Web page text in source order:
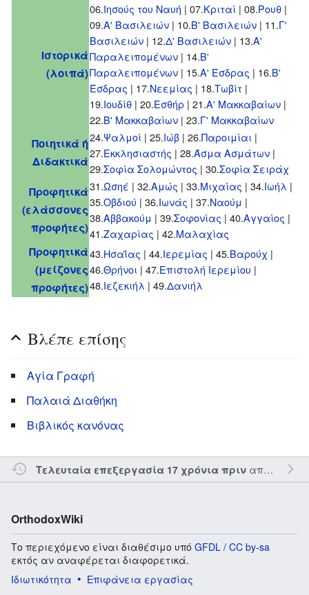
Ιστορικά
(λοιπά)
06.Ιησούς του Ναυή | 07.Κριταί | 08.Ρουθ |
09.Α' Βασιλειών | 10.Β' Βασιλειών | 11.Γ'
Βασιλειών | 12.Δ' Βασιλειών | 13.Α'
Παραλειπομένων | 14.Β'
Παραλειπομένων | 15.Α' Έσδρας | 16.Β'
Έσδρας | 17.Νεεμίας | 18.Τωβίτ |
19.Ιουδίθ | 20.Εσθήρ | 21.Α' Μακκαβαίων |
22.Β' Μακκαβαίων | 23.Γ' Μακκαβαίων
Ποιητικά ή
Διδακτικά
24.Ψαλμοί | 25.Ιώβ | 26.Παροιμίαι |
27.Εκκλησιαστής | 28.Άσμα Ασμάτων |
29.Σοφία Σολομώντος | 30.Σοφία Σειράχ
Προφητικά
(ελάσσονες
προφήτες)
31.Ωσηέ | 32.Αμώς | 33.Μιχαίας | 34.Ιωήλ |
35.Οβδιού | 36.Ιωνάς | 37.Ναούμ |
38.Αββακούμ | 39.Σοφονίας | 40.Αγγαίος |
41.Ζαχαρίας | 42.Μαλαχίας
Προφητικά
(μείζονες
προφήτες)
43.Ησαΐας | 44.Ιερεμίας | 45.Βαρούχ |
46.Θρήνοι | 47.Επιστολή Ιερεμίου |
48.Ιεζεκιήλ | 49.Δανιήλ
Βλέπε επίσης
Αγία Γραφή
Παλαιά Διαθήκη
Βιβλικός κανόνας
Τελευταία επεξεργασία 17 χρόνια πριναπό τον την
OrthodoxWiki
Το περιεχόμενο είναι διαθέσιμο υπό GFDL / CC by-sa
εκτός αν αναφέρεται διαφορετικά.
Ιδιωτικότητα
Επιφάνεια εργασίας